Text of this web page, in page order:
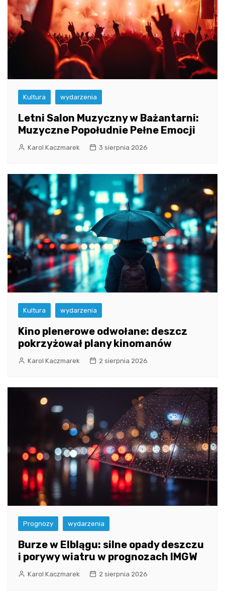
Kultura wydarzenia
Letni Salon Muzyczny w Bażantarni:
Muzyczne Popołudnie Pełne Emocji
Karol Kaczmarek 3 sierpnia 2026
Kultura wydarzenia
Kino plenerowe odwołane: deszcz
pokrzyżował plany kinomanów
Karol Kaczmarek 2 sierpnia 2026
Prognozy wydarzenia
Burze w Elblągu: silne opady deszczu
i porywy wiatru w prognozach IMGW
Karol Kaczmarek 2 sierpnia 2026